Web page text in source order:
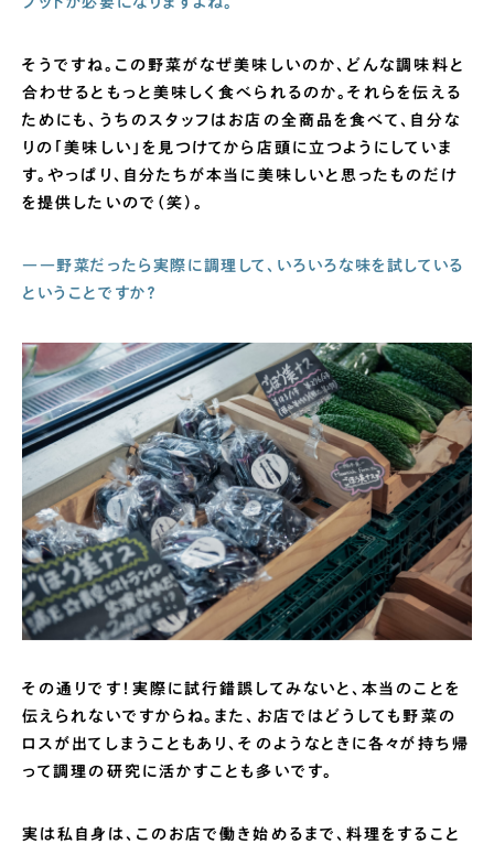
そうですね。この野菜がなぜ美味しいのか、どんな調味料と
合わせるともっと美味しく食べられるのか。それらを伝える
ためにも、うちのスタッフはお店の全商品を食べて、自分な
りの「美味しい」を見つけてから店頭に立つようにしていま
す。やっぱり、自分たちが本当に美味しいと思ったものだけ
を提供したいので（笑）。
――野菜だったら実際に調理して、いろいろな味を試している
ということですか？
その通りです！実際に試行錯誤してみないと、本当のことを
伝えられないですからね。また、お店ではどうしても野菜の
ロスが出てしまうこともあり、そのようなときに各々が持ち帰
って調理の研究に活かすことも多いです。
実は私自身は、このお店で働き始めるまで、料理をすること